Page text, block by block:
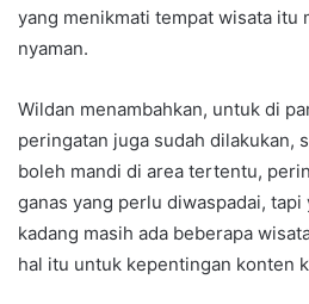
yang menikmati tempat wisata itu
nyaman.
Wildan menambahkan, untuk di
peringatan juga sudah dilakukan,
boleh mandi di area tertentu,
ganas yang perlu diwaspadai, tapi
kadang masih ada beberapa
hal itu untuk kepentingan konten